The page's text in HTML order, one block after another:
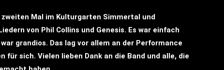
Mal im Kulturgarten Simmertal und
von Phil Collins und Genesis. Es war einfach
grandios. Das lag vor allem an der Performance
für sich. Vielen lieben Dank an die Band und alle, die